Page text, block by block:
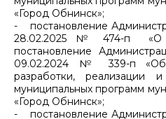
«Город Обнинск»;
- постановление
28.02.2025 № 474-п «О
постановление
09.02.2024 № 339-п «Об
разработки, реализации
муниципальных программ
«Город Обнинск»;
- постановление